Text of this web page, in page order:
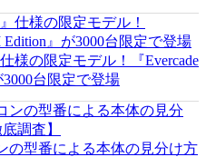
様の限定モデル！『Evercade
台限定で登場
の型番による本体の見分け方